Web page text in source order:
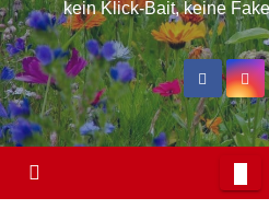
kein Klick-Bait, keine